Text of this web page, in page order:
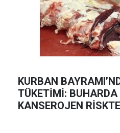
KURBAN
TÜKETİMİ: BUHARDA
KANSEROJEN